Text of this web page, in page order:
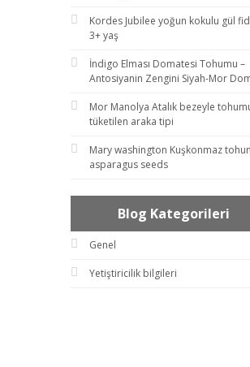
Kordes Jubilee yoğun kokulu gül
3+ yaş
İndigo Elması Domatesi Tohumu –
Antosiyanin Zengini Siyah-Mor
Mor Manolya Atalık bezeyle
tüketilen araka tipi
Mary washington Kuşkonmaz
asparagus seeds
Blog Kategorileri
Genel
Yetiştiricilik bilgileri